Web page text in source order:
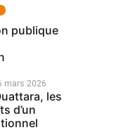
publique
mars 2026
les
d’un